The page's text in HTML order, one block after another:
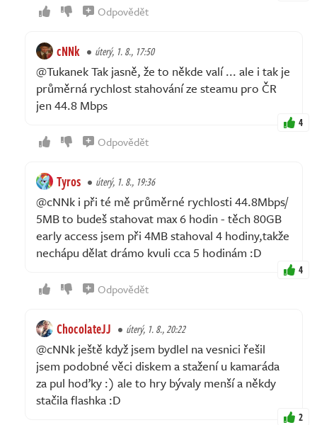
Odpovědět
cNNk úterý, 1. 8., 17:50
@Tukanek Tak jasně, že to někde valí ... ale i tak je
průměrná rychlost stahování ze steamu pro ČR
jen 44.8 Mbps
4
Odpovědět
Tyros úterý, 1. 8., 19:36
@cNNk i při té mě průměrné rychlosti 44.8Mbps/
5MB to budeš stahovat max 6 hodin - těch 80GB
early access jsem při 4MB stahoval 4 hodiny,takže
nechápu dělat drámo kvuli cca 5 hodinám :D
4
Odpovědět
ChocolateJJ úterý, 1. 8., 20:22
@cNNk ještě když jsem bydlel na vesnici řešil
jsem podobné věci diskem a stažení u kamaráda
za pul hoďky :) ale to hry bývaly menší a někdy
stačila flashka :D
2